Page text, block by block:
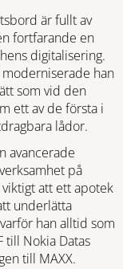
är fullt av
fortfarande en
digitalisering.
han
som vid den
ett av de första i
lådor.
avancerade
på
viktigt att ett apotek
underlätta
han alltid som
till Nokia Datas
till MAXX.